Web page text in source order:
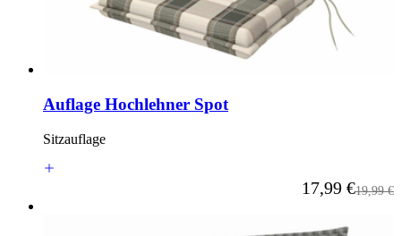
Auflage Hochlehner Spot
Sitzauflage
Ab
17,99 €19,99 €